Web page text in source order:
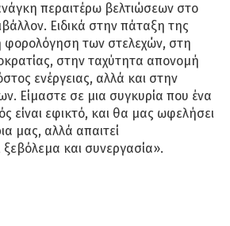
περαιτέρω βελτιώσεων στο
Ειδικά στην πάταξη της
των στελεχών, στη
στην ταχύτητα απονομή
ενέργειας, αλλά και στην
Είμαστε σε μια συγκυρία που ένα
είναι εφικτό, και θα μας ωφελήσει
μας, αλλά απαιτεί
και συνεργασία».